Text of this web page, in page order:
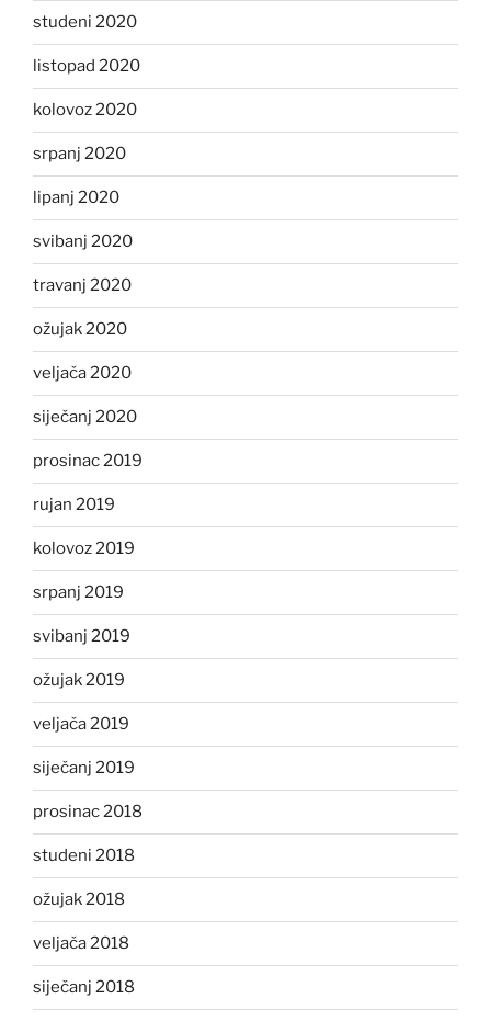
studeni 2020
listopad 2020
kolovoz 2020
srpanj 2020
lipanj 2020
svibanj 2020
travanj 2020
ožujak 2020
veljača 2020
siječanj 2020
prosinac 2019
rujan 2019
kolovoz 2019
srpanj 2019
svibanj 2019
ožujak 2019
veljača 2019
siječanj 2019
prosinac 2018
studeni 2018
ožujak 2018
veljača 2018
siječanj 2018